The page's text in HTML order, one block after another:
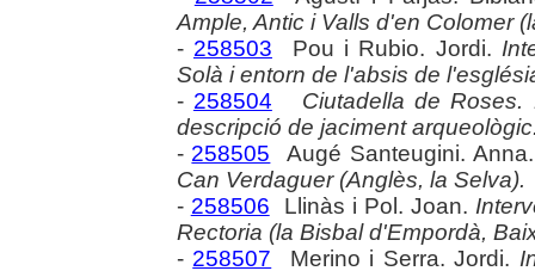
Ample, Antic i Valls d'en Colomer
- 258503 Pou i Rubio. Jordi.
Solà i entorn de l'absis de
- 258504
Ciutadella de
descripció de jaciment
- 258505 Augé Santeugini.
Can Verdaguer (Anglès, la Selva).
- 258506 Llinàs i Pol. Joan.
Rectoria (la Bisbal d'Empordà,
- 258507 Merino i Serra. Jordi.